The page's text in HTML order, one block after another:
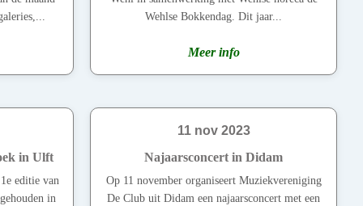
Wehlse Bokkendag. Dit jaar...
Meer info
in Ulft
editie van
in
11 nov 2023
Najaarsconcert in Didam
Op 11 november organiseert Muziekvereniging
De Club uit Didam een najaarsconcert met een